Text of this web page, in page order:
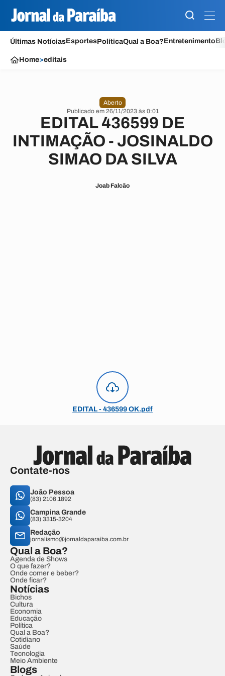
Últimas NotíciasEsportesPolíticaQual a Boa?Entretenimento
Home>editais
Aberto
Publicado em 26/11/2023 às 0:01
EDITAL 436599 DE
INTIMAÇÃO - JOSINALDO
SIMAO DA SILVA
Joab Falcão
EDITAL - 436599 OK.pdf
Contate-nos
João Pessoa
(83) 2106.1892
Campina Grande
(83) 3315-3204
Redação
jornalismo@jornaldaparaiba.com.br
Qual a Boa?
Agenda de Shows
O que fazer?
Onde comer e beber?
Onde ficar?
Notícias
Bichos
Cultura
Economia
Educação
Política
Qual a Boa?
Cotidiano
Saúde
Tecnologia
Meio Ambiente
Blogs